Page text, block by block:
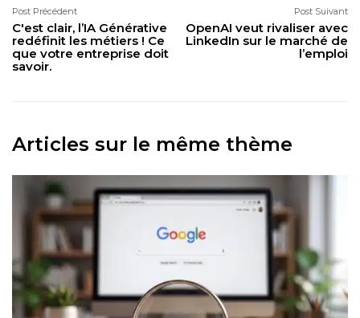
Post Précédent
C'est clair, l’IA Générative
redéfinit les métiers ! Ce
que votre entreprise doit
savoir.
Post Suivant
OpenAI veut rivaliser avec
LinkedIn sur le marché de
l’emploi
Articles sur le même thème